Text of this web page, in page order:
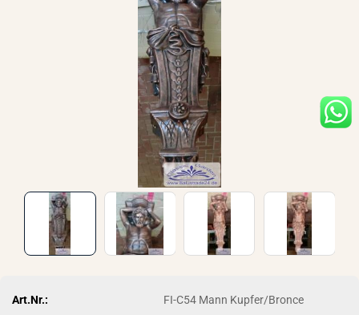
Art.Nr.:
FI-C54 Mann Kupfer/Bronce